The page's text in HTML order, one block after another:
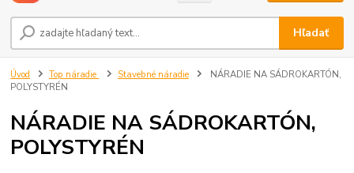
Hľadať
Úvod Top náradie Stavebné náradie
NÁRADIE NA SÁDROKARTÓN,
POLYSTYRÉN
NÁRADIE NA SÁDROKARTÓN,
POLYSTYRÉN